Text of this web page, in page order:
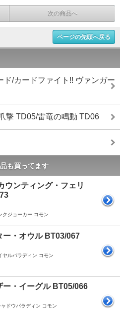
次の商品へ
ページの先頭へ戻る
ド/カードファイト!! ヴァンガー
撃 TD05/雷竜の鳴動 TD06
も買ってます
ウンティング・フェリ
クジョーカー コモン
ー・オウル BT03/067
ヤルパラディン コモン
ー・イーグル BT05/066
ドウパラディン コモン